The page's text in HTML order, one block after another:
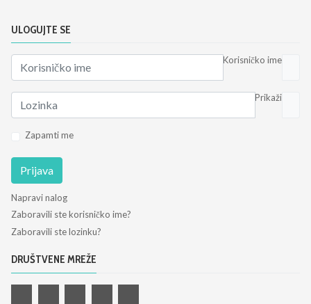
ULOGUJTE SE
Korisničko ime
Prikaži
Zapamti me
Prijava
Napravi nalog
Zaboravili ste korisničko ime?
Zaboravili ste lozinku?
DRUŠTVENE MREŽE